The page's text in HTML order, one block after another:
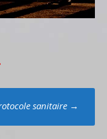
sanitaire →